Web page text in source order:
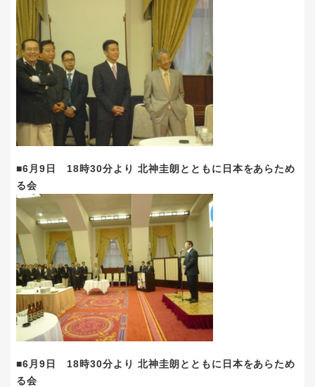
■6月9日 18時30分より 北神圭朗とともに日本をあらため
る会
■6月9日 18時30分より 北神圭朗とともに日本をあらため
る会